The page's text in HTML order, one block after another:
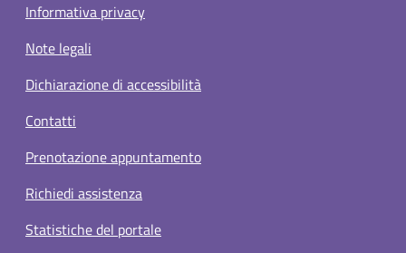
Informativa privacy
Note legali
Dichiarazione di accessibilità
Contatti
Prenotazione appuntamento
Richiedi assistenza
Statistiche del portale